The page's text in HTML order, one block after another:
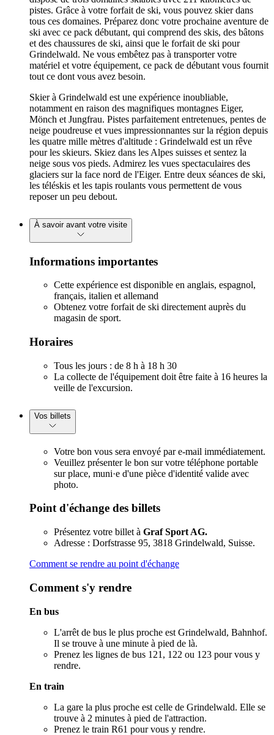
pistes. Grâce à votre forfait de ski, vous pouvez skier dans
tous ces domaines. Préparez donc votre prochaine aventure de
ski avec ce pack débutant, qui comprend des skis, des bâtons
et des chaussures de ski, ainsi que le forfait de ski pour
Grindelwald. Ne vous embêtez pas à transporter votre
matériel et votre équipement, ce pack de débutant vous fournit
tout ce dont vous avez besoin.
Skier à Grindelwald est une expérience inoubliable,
notamment en raison des magnifiques montagnes Eiger,
Mönch et Jungfrau. Pistes parfaitement entretenues, pentes de
neige poudreuse et vues impressionnantes sur la région depuis
les quatre mille mètres d'altitude : Grindelwald est un rêve
pour les skieurs. Skiez dans les Alpes suisses et sentez la
neige sous vos pieds. Admirez les vues spectaculaires des
glaciers sur la face nord de l'Eiger. Entre deux séances de ski,
les téléskis et les tapis roulants vous permettent de vous
reposer un peu debout.
À savoir avant votre visite
Informations importantes
Cette expérience est disponible en anglais, espagnol,
français, italien et allemand
Obtenez votre forfait de ski directement auprès du
magasin de sport.
Horaires
Tous les jours : de 8 h à 18 h 30
La collecte de l'équipement doit être faite à 16 heures la
veille de l'excursion.
Vos billets
Votre bon vous sera envoyé par e-mail immédiatement.
Veuillez présenter le bon sur votre téléphone portable
sur place, muni·e d'une pièce d'identité valide avec
photo.
Point d'échange des billets
Présentez votre billet à Graf Sport AG.
Adresse : Dorfstrasse 95, 3818 Grindelwald, Suisse.
Comment se rendre au point d'échange
Comment s'y rendre
En bus
L'arrêt de bus le plus proche est Grindelwald, Bahnhof.
Il se trouve à une minute à pied de là.
Prenez les lignes de bus 121, 122 ou 123 pour vous y
rendre.
En train
La gare la plus proche est celle de Grindelwald. Elle se
trouve à 2 minutes à pied de l'attraction.
Prenez le train R61 pour vous y rendre.